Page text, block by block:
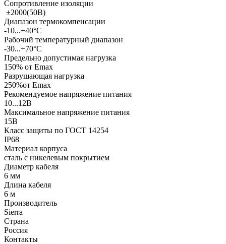
Сопротивление изоляции
±2000(50В)
Диапазон термокомпенсации
-10...+40°С
Рабочий температурный диапазон
-30...+70°С
Предельно допустимая нагрузка
150% от Еmax
Разрушающая нагрузка
250%от Еmax
Рекомендуемое напряжение питания
10...12В
Максимальное напряжение питания
15В
Класс защиты по ГОСТ 14254
IP68
Материал корпуса
сталь с никелевым покрытием
Диаметр кабеля
6 мм
Длина кабеля
6 м
Производитель
Sierra
Страна
Россия
Контакты